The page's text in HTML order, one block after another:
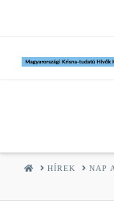
HOMEHÍREK NAP